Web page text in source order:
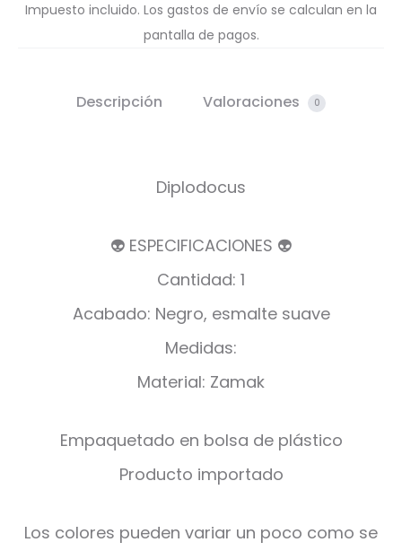
Impuesto incluido. Los gastos de envío se calculan en la
pantalla de pagos.
Descripción Valoraciones 0
Diplodocus
👽 ESPECIFICACIONES 👽
Cantidad: 1
Acabado: Negro, esmalte suave
Medidas:
Material: Zamak
Empaquetado en bolsa de plástico
Producto importado
Los colores pueden variar un poco como se